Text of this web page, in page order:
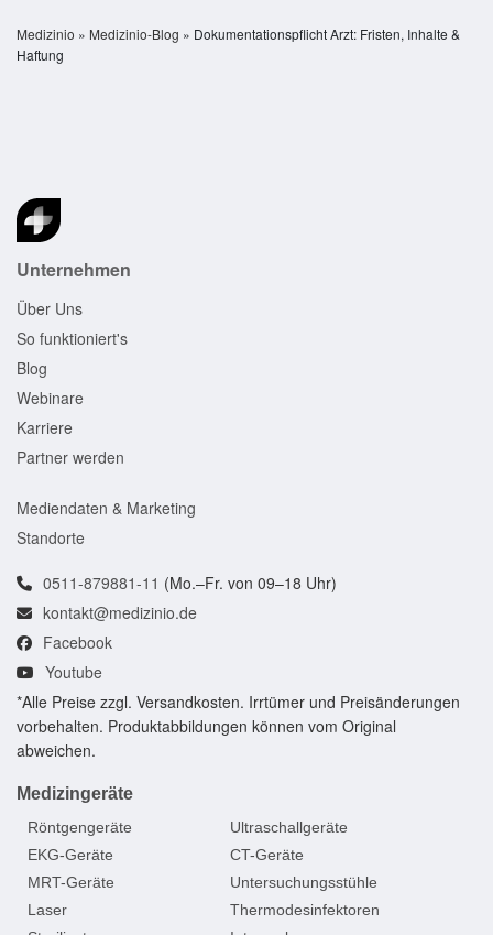
Medizinio » Medizinio-Blog » Dokumentationspflicht Arzt: Fristen, Inhalte &
Haftung
Unternehmen
Über Uns
So funktioniert's
Blog
Webinare
Karriere
Partner werden
Mediendaten & Marketing
Standorte
0511-879881-11 (Mo.–Fr. von 09–18 Uhr)
kontakt@medizinio.de
Facebook
Youtube
*Alle Preise zzgl. Versandkosten. Irrtümer und Preisänderungen
vorbehalten. Produktabbildungen können vom Original
abweichen.
Medizingeräte
Röntgengeräte
Ultraschallgeräte
EKG-Geräte
CT-Geräte
MRT-Geräte
Untersuchungsstühle
Laser
Thermodesinfektoren